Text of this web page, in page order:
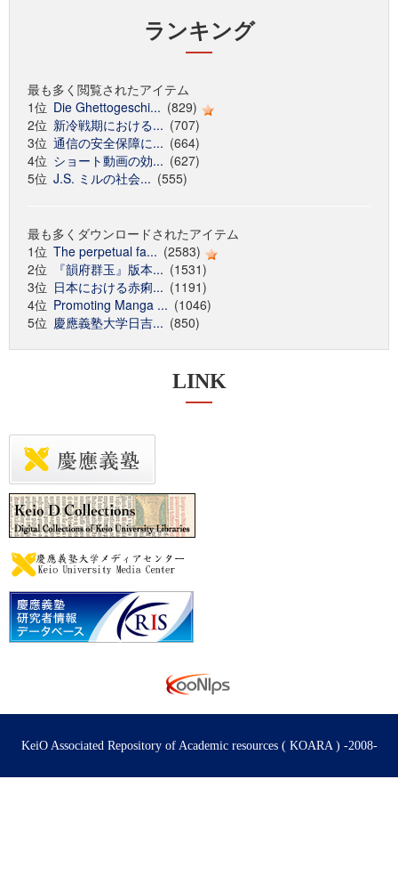
ランキング
最も多く閲覧されたアイテム
1位 Die Ghettogeschi... (829)
2位 新冷戦期における... (707)
3位 通信の安全保障に... (664)
4位 ショート動画の効... (627)
5位 J.S. ミルの社会... (555)
最も多くダウンロードされたアイテム
1位 The perpetual fa... (2583)
2位
『韻府群玉』版本... (1531)
3位 日本における赤痢... (1191)
4位 Promoting Manga ... (1046)
5位 慶應義塾大学日吉... (850)
LINK
KeiO Associated Repository of Academic resources ( KOARA ) -2008-